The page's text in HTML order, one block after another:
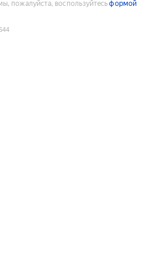
пожалуйста, воспользуйтесьформой